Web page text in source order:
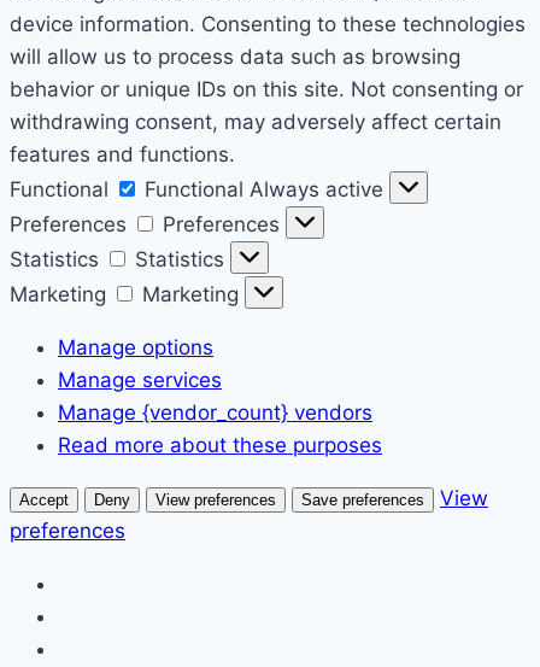
device information. Consenting to these technologies
will allow us to process data such as browsing
behavior or unique IDs on this site. Not consenting or
withdrawing consent, may adversely affect certain
features and functions.
Functional
Functional Always active
Preferences
Preferences
Statistics
Statistics
Marketing
Marketing
Manage options
Manage services
Manage {vendor_count} vendors
Read more about these purposes
Accept Deny View preferences Save preferences
View
preferences